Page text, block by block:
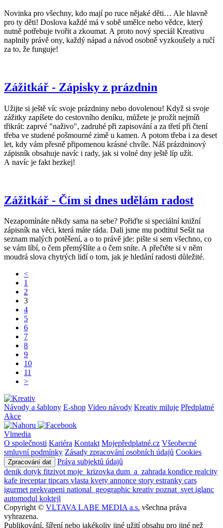
Novinka pro všechny, kdo mají po ruce nějaké děti… Ale hlavně
pro ty děti! Doslova každé má v sobě umělce nebo vědce, který
nutně potřebuje tvořit a zkoumat. A proto nový speciál Kreativu
naplnily právě ony, každý nápad a návod osobně vyzkoušely a ručí
za to, že funguje!
Zážitkář - Zápisky z prázdnin
Užijte si ještě víc svoje prázdniny nebo dovolenou! Když si svoje
zážitky zapíšete do cestovního deníku, můžete je prožít nejmíň
třikrát: zaprvé "naživo", zadruhé při zapisování a za třetí při čtení
třeba ve studené pošmourné zimě u kamen. A potom třeba i za deset
let, kdy vám přesně připomenou krásné chvíle. Náš prázdninový
zápisník obsahuje navíc i rady, jak si volné dny ještě líp užít.
A navíc je fakt hezkej!
Zážitkář - Čím si dnes udělám radost
Nezapomínáte někdy sama na sebe? Pořiďte si speciální knižní
zápisník na věci, která máte ráda. Dali jsme mu podtitul Sešit na
seznam malých potěšení, a o to právě jde: pište si sem všechno, co
se vám líbí, o čem přemýšlíte a o čem sníte. A přečtěte si v něm
moudrá slova chytrých lidí o tom, jak je hledání radosti důležité.
<
1
2
3
4
5
6
7
8
9
10
11
>
Návody a šablony E-shop Video návody Kreativ miluje Předplatné
Akce
Vlmedia
O společnosti Kariéra Kontakt Mojepředplatné.cz Všeobecné
smluvní podmínky Zásady zpracování osobních údajů Cookies
Zpracování dat
Práva subjektů údajů
denik dotyk fitzivotmoje_krizovka dum_a_zahrada kondice realcity
kafe ireceptartipcars vlasta kvety annonce story estranky cars
igurmetprekvapeni national_geographic kreativ poznat_svetiglanc
automodul koktejl
Copyright © VLTAVA LABE MEDIA a.s. všechna práva
vyhrazena.
Publikování, šíření nebo jakékoliv jiné užití obsahu pro jiné než